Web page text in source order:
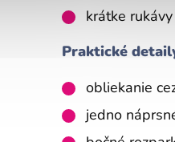
krátke
Praktické
obliekanie
jedno